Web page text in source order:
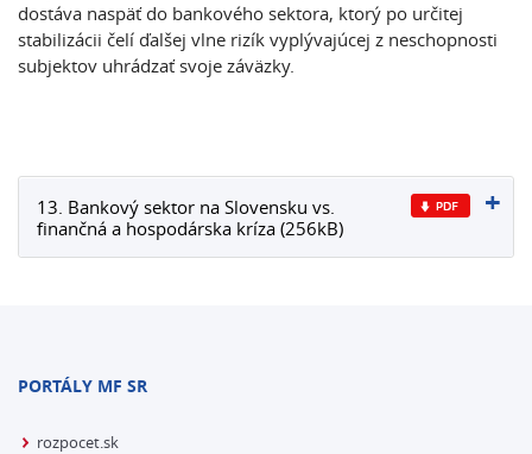
dostáva naspäť do bankového sektora, ktorý po určitej
stabilizácii čelí ďalšej vlne rizík vyplývajúcej z neschopnosti
subjektov uhrádzať svoje záväzky.
13. Bankový sektor na Slovensku vs.
finančná a hospodárska kríza (256kB)
PORTÁLY MF SR
rozpocet.sk